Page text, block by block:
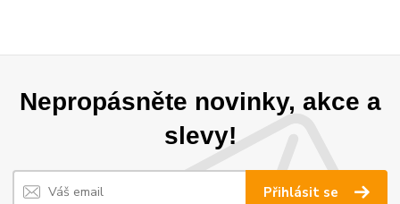
Nepropásněte novinky, akce a
slevy!
Přihlásit se